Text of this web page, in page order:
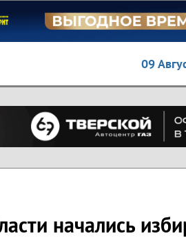
09
начались